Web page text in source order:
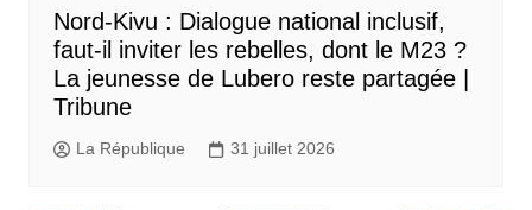
Nord-Kivu : Dialogue national inclusif,
faut-il inviter les rebelles, dont le M23 ?
La jeunesse de Lubero reste partagée |
Tribune
La République 31 juillet 2026